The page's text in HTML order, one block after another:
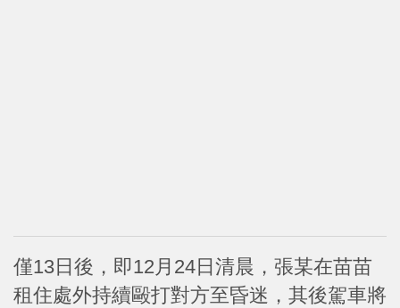
僅13日後，即12月24日清晨，張某在苗苗
租住處外持續毆打對方至昏迷，其後駕車將